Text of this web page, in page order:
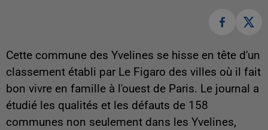
Cette commune des Yvelines se hisse en tête d'un
classement établi par Le Figaro des villes où il fait
bon vivre en famille à l'ouest de Paris. Le journal a
étudié les qualités et les défauts de 158
communes non seulement dans les Yvelines,